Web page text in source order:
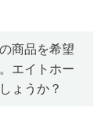
商品を希望
エイトホー
ょうか？